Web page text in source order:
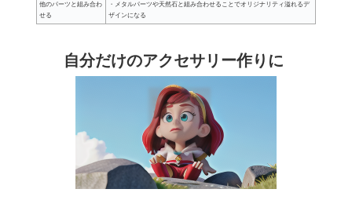
他のパーツと組み合わ
せる
・メタルパーツや天然石と組み合わせることでオリジナリティ溢れるデ
ザインになる
自分だけのアクセサリー作りに